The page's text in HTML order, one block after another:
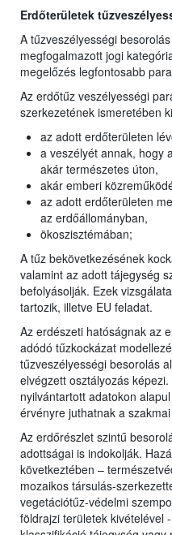
Erdőterületek
A tűzveszélyességi
megfogalmazott jogi
megelőzés legfontosabb
Az erdőtűz veszélyességi
szerkezetének ismeretében
az adott erdőterületen
a veszélyét annak, hogy
akár természetes úton,
akár emberi
az adott erdőterületen
az erdőállományban,
ökoszisztémában;
A tűz bekövetkezésének
valamint az adott tájegység
befolyásolják. Ezek
tartozik, illetve EU feladat.
Az erdészeti hatóságnak az
adódó tűzkockázat
tűzveszélyességi besorolás
elvégzett osztályozás
nyilvántartott adatokon
érvényre juthatnak a
Az erdőrészlet szintű
adottságai is indokolják.
következtében –
mozaikos társulás-
vegetációtűz-védelmi
földrajzi területek kivételével